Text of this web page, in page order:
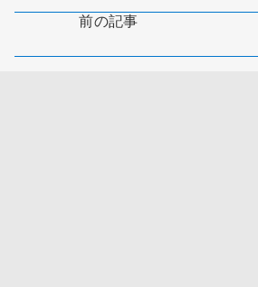
前の記事